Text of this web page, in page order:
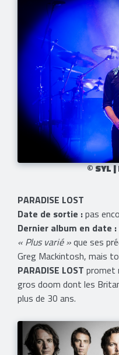
© SYL |
PARADISE LOST
Date de sortie :pas
Dernier album en date :
« Plus varié »que ses
Greg Mackintosh, mais
PARADISE LOST promet
gros doom dont les
plus de 30 ans.